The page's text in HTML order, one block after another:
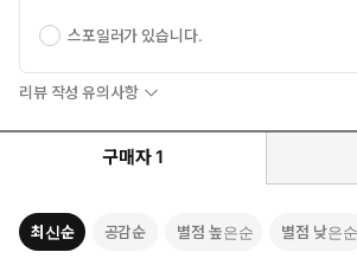
스포일러가 있습니다.
리뷰 작성 유의사항
구매자 1
최신순 공감순 별점 높은순 별점 낮은순